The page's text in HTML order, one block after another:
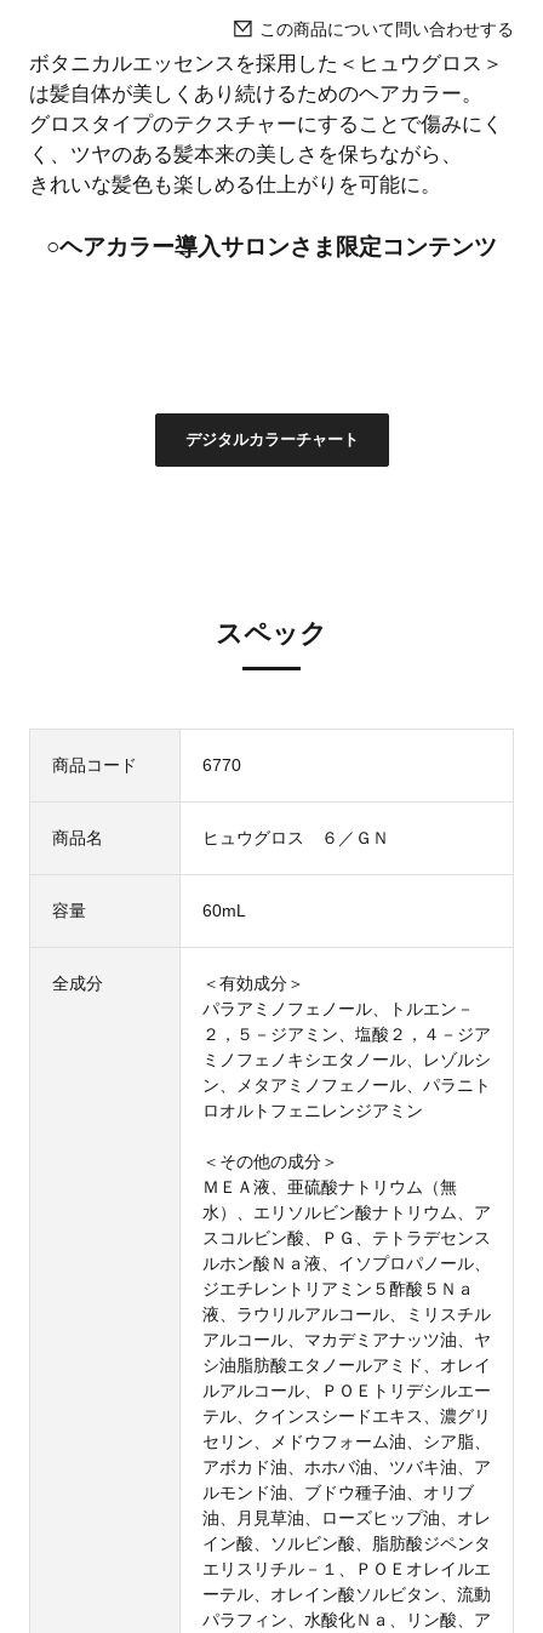
この商品について問い合わせする
ボタニカルエッセンスを採用した＜ヒュウグロス＞
は髪自体が美しくあり続けるためのヘアカラー。
グロスタイプのテクスチャーにすることで傷みにく
く、ツヤのある髪本来の美しさを保ちながら、
きれいな髪色も楽しめる仕上がりを可能に。
○ヘアカラー導入サロンさま限定コンテンツ
デジタルカラーチャート
スペック
商品コード 6770
商品名 ヒュウグロス ６／ＧＮ
容量 60mL
全成分
＜有効成分＞
パラアミノフェノール、トルエン－
２，５－ジアミン、塩酸２，４－ジア
ミノフェノキシエタノール、レゾルシ
ン、メタアミノフェノール、パラニト
ロオルトフェニレンジアミン
＜その他の成分＞
ＭＥＡ液、亜硫酸ナトリウム（無
水）、エリソルビン酸ナトリウム、ア
スコルビン酸、ＰＧ、テトラデセンス
ルホン酸Ｎａ液、イソプロパノール、
ジエチレントリアミン５酢酸５Ｎａ
液、ラウリルアルコール、ミリスチル
アルコール、マカデミアナッツ油、ヤ
シ油脂肪酸エタノールアミド、オレイ
ルアルコール、ＰＯＥトリデシルエー
テル、クインスシードエキス、濃グリ
セリン、メドウフォーム油、シア脂、
アボカド油、ホホバ油、ツバキ油、ア
ルモンド油、ブドウ種子油、オリブ
油、月見草油、ローズヒップ油、オレ
イン酸、ソルビン酸、脂肪酸ジペンタ
エリスリチル－１、ＰＯＥオレイルエ
ーテル、オレイン酸ソルビタン、流動
パラフィン、水酸化Ｎａ、リン酸、ア